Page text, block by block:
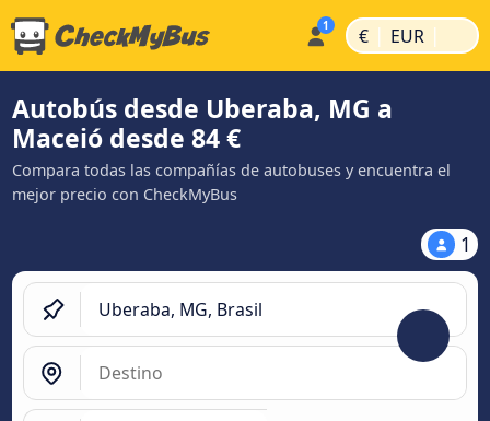
€ | EUR |
Autobús desde Uberaba, MG a
Maceió desde 84 €
Compara todas las compañías de autobuses y encuentra el
mejor precio con CheckMyBus
1